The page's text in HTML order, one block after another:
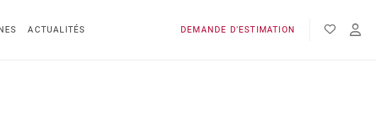
ACTUALITÉS DEMANDE D'ESTIMATION